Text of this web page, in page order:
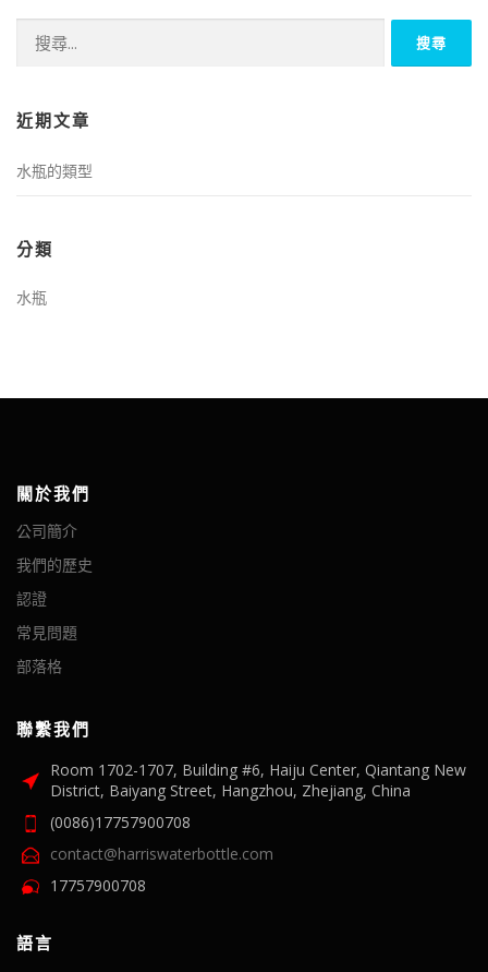
鍵
近期文章
水瓶的類型
分類
水瓶
關於我們
公司簡介
我們的歷史
認證
常見問題
部落格
聯繫我們
Room 1702-1707, Building #6, Haiju Center, Qiantang New
District, Baiyang Street, Hangzhou, Zhejiang, China
(0086)17757900708
contact@harriswaterbottle.com
17757900708
語言